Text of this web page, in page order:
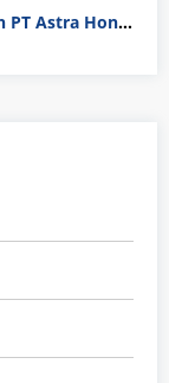
Gaji Operator Produksi 2026: Pilih PT Astra Honda Motor (AHM) atau Manufaktur di Jepang?